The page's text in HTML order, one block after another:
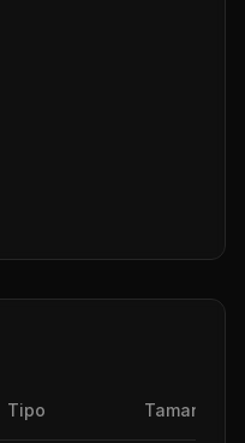
Tipo Tamanho